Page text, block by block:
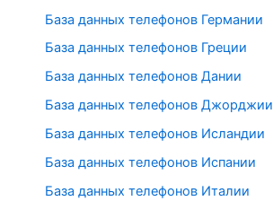
База данных телефонов Германии
База данных телефонов Греции
База данных телефонов Дании
База данных телефонов Джорджии
База данных телефонов Исландии
База данных телефонов Испании
База данных телефонов Италии